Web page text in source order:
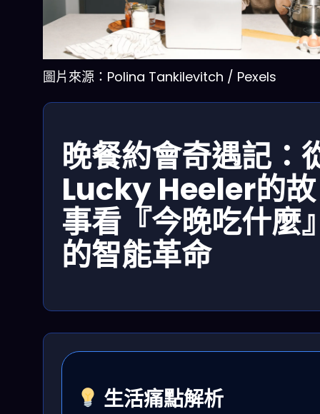
圖片來源：Polina Tankilevitch / Pexels
晚餐約會奇遇記：
Lucky Heeler的故
事看『今晚吃什麼
的智能革命
生活痛點解析